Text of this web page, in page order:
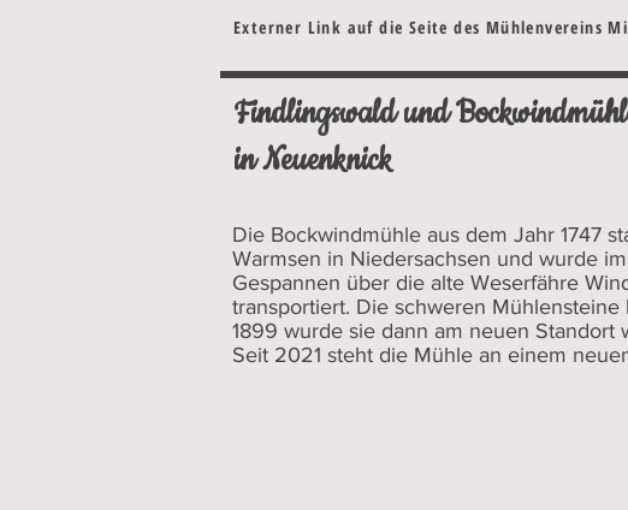
Externer Link auf die Seite des Mühlenvereins
Findlingswald und
in Neuenknick
Die Bockwindmühle aus dem Jahr 1747
Warmsen in Niedersachsen und wurde
Gespannen über die alte Weserfähre
transportiert. Die schweren
1899 wurde sie dann am neuen Standort
Seit 2021 steht die Mühle an einem